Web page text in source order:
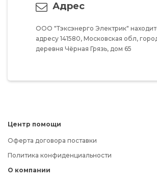
Адрес
ООО "Тэксэнерго Электрик"
адресу 141580, Московская обл,
деревня Чёрная Грязь, дом 65
Центр помощи
Оферта договора поставки
Политика конфиденциальности
О компании